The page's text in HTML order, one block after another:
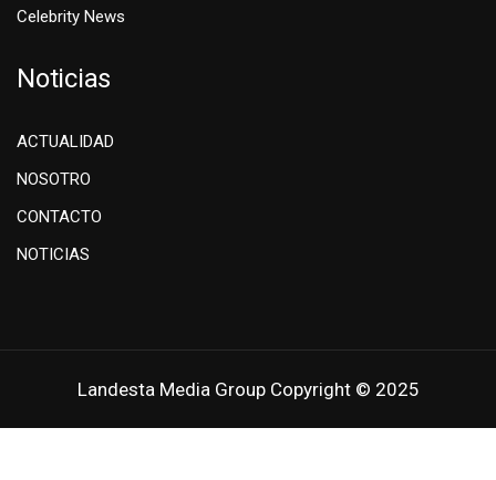
Celebrity News
Noticias
ACTUALIDAD
NOSOTRO
CONTACTO
NOTICIAS
Landesta Media Group Copyright © 2025